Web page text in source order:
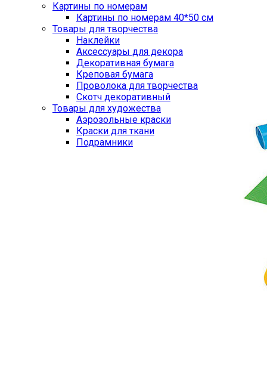
Картины по номерам
Картины по номерам 40*50 см
Товары для творчества
Наклейки
Аксессуары для декора
Декоративная бумага
Креповая бумага
Проволока для творчества
Скотч декоративный
Товары для художества
Аэрозольные краски
Краски для ткани
Подрамники